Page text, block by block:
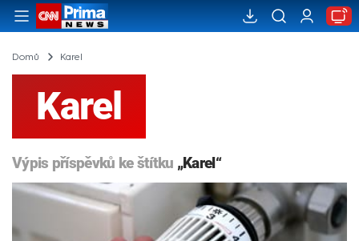
Domů Karel
Karel
Výpis příspěvků ke štítku „Karel“